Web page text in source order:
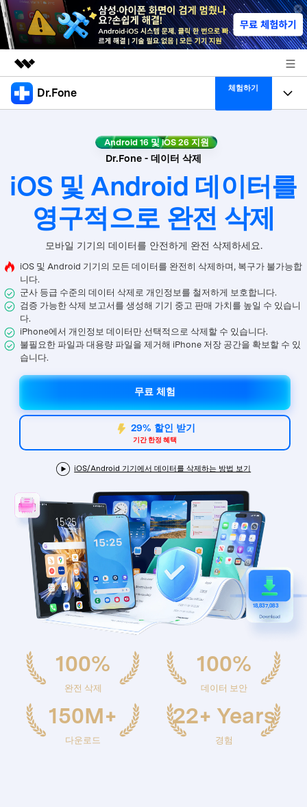
주요 제품
뉴스룸
플랜 및 가격
도움말 센터
Dr.Fone 체험하기
Dr.Fone Basic
폴 툴킷 보기 >
데스크탑
모바일
더 보기
탐색 및 발견
닥터폰 하이라이트 살펴보기
고객 지원 센터
리소스
다운로드 센터
공식 설치 파일 및 최신 버전 업데이트를 제공
합니다.
3,000개 이상의 사용 가이드, 전문가 팁 및 최
신 모바일 소식을 확인하세요.
사용 가이드
🔓️온라인 잠금 해제
iOS26 다운그레이드
무료 다운로드 로그인
Android 16 및 iOS 26 지원
Dr.Fone - 데이터 삭제
iOS 및 Android 데이터를
영구적으로 완전 삭제
모바일 기기의 데이터를 안전하게 완전 삭제하세요.
iOS 및 Android 기기의 모든 데이터를 완전히 삭제하며, 복구가 불가능합
니다.
군사 등급 수준의 데이터 삭제로 개인정보를 철저하게 보호합니다.
검증 가능한 삭제 보고서를 생성해 기기 중고 판매 가치를 높일 수 있습니
다.
iPhone에서 개인정보 데이터만 선택적으로 삭제할 수 있습니다.
불필요한 파일과 대용량 파일을 제거해 iPhone 저장 공간을 확보할 수 있
습니다.
무료 체험
29% 할인 받기
기간 한정 혜택
iOS/Android 기기에서 데이터를 삭제하는 방법 보기
18,837,083
100%
완전 삭제
100%
데이터 보안
150M+
다운로드
22+ Years
경험